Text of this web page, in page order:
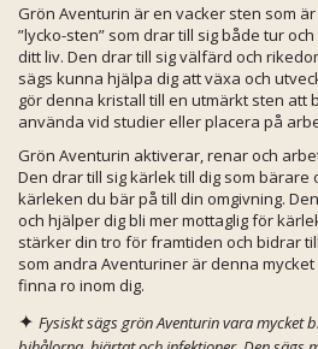
Grön Aventurin är en vacker sten som
”lycko-sten” som drar till sig både tur
ditt liv. Den drar till sig välfärd och
sägs kunna hjälpa dig att växa och
gör denna kristall till en utmärkt sten att
använda vid studier eller placera på
Grön Aventurin aktiverar, renar och
Den drar till sig kärlek till dig som bärare
kärleken du bär på till din omgivning.
och hjälper dig bli mer mottaglig för
stärker din tro för framtiden och bidrar
som andra Aventuriner är denna
finna ro inom dig.
✦ Fysiskt sägs grön Aventurin vara mycket